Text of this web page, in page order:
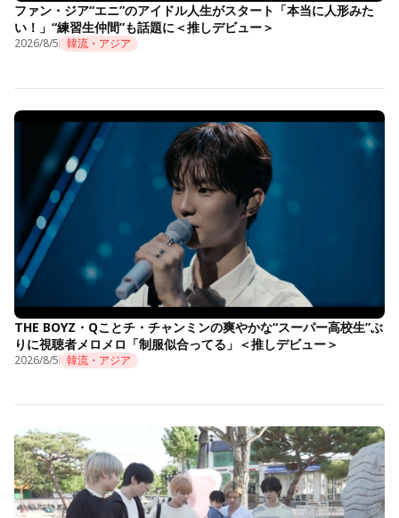
ファン・ジア“エニ”のアイドル人生がスタート「本当に人形みた
い！」“練習生仲間”も話題に＜推しデビュー＞
2026/8/5 韓流・アジア
THE BOYZ・Qことチ・チャンミンの爽やかな“スーパー高校生”ぶ
りに視聴者メロメロ「制服似合ってる」＜推しデビュー＞
2026/8/5 韓流・アジア